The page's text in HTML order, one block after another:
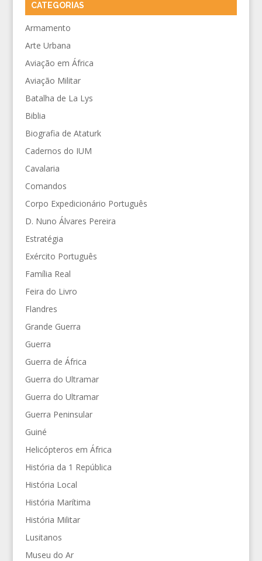
CATEGORIAS
Armamento
Arte Urbana
Aviação em África
Aviação Militar
Batalha de La Lys
Biblia
Biografia de Ataturk
Cadernos do IUM
Cavalaria
Comandos
Corpo Expedicionário Português
D. Nuno Álvares Pereira
Estratégia
Exército Português
Família Real
Feira do Livro
Flandres
Grande Guerra
Guerra
Guerra de África
Guerra do Ultramar
Guerra do Ultramar
Guerra Peninsular
Guiné
Helicópteros em África
História da 1 República
História Local
História Marítima
História Militar
Lusitanos
Museu do Ar